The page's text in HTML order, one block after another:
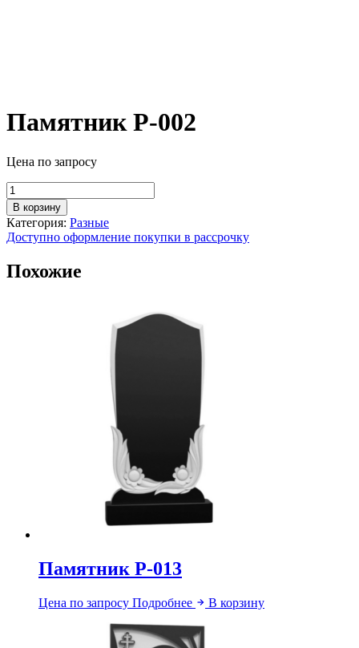
Памятник Р-002
Цена по запросу
Количество
товара
Памятник
Р-002
В корзину
Категория: Разные
Доступно оформление покупки в рассрочку
Похожие
Памятник Р-013
Цена по запросу Подробнее В корзину